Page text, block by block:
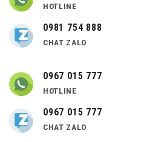
HOTLINE
0981 754 888
CHAT ZALO
0967 015 777
HOTLINE
0967 015 777
CHAT ZALO